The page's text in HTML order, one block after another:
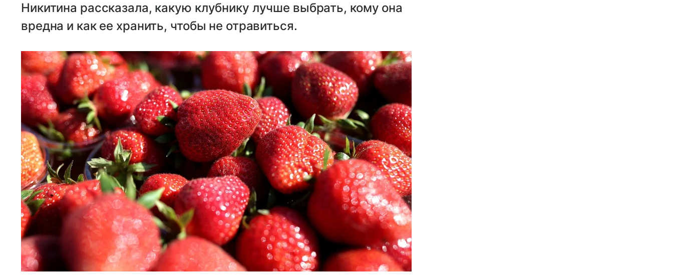
Никитина рассказала, какую клубнику лучше выбрать, кому она
вредна и как ее хранить, чтобы не отравиться.